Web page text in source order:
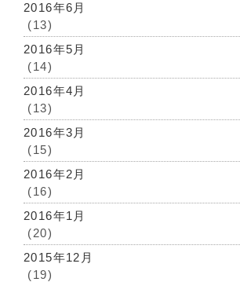
2016年6月
(13)
2016年5月
(14)
2016年4月
(13)
2016年3月
(15)
2016年2月
(16)
2016年1月
(20)
2015年12月
(19)